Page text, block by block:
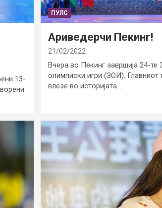
13-
ПУЛС
Ариведерчи Пекинг!
21/02/2022
Вчера во Пекинг завршија 24-те
олимписки игри (ЗОИ). Главниот
влезе во историјата…